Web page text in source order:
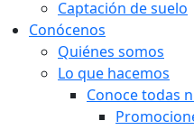
Captación de suelo
Conócenos
Quiénes somos
Lo que hacemos
Conoce todas